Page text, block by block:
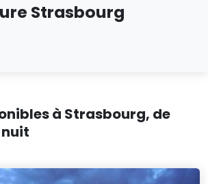
Strasbourg
à Strasbourg, de